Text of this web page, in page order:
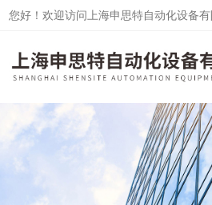
您好！欢迎访问上海申思特自动化设备有